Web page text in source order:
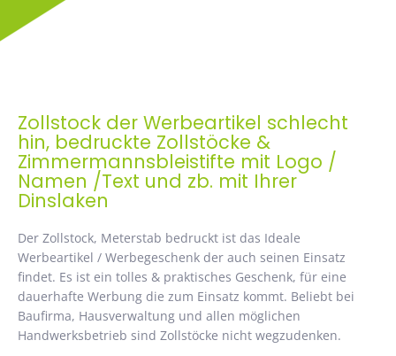
Zollstock der Werbeartikel schlecht
hin, bedruckte Zollstöcke &
Zimmermannsbleistifte mit Logo /
Namen /Text und zb. mit Ihrer
Dinslaken
Der Zollstock, Meterstab bedruckt ist das Ideale
Werbeartikel / Werbegeschenk der auch seinen Einsatz
findet. Es ist ein tolles & praktisches Geschenk, für eine
dauerhafte Werbung die zum Einsatz kommt. Beliebt bei
Baufirma, Hausverwaltung und allen möglichen
Handwerksbetrieb sind Zollstöcke nicht wegzudenken.